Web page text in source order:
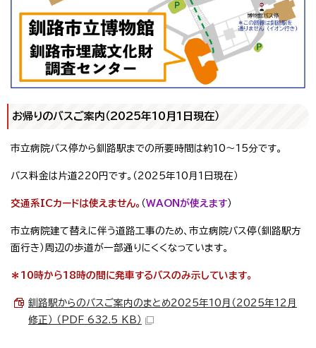
お帰りのバスご案内（2025年10月1日現在）
市立病院バス停から釧路駅までの所要時間は約10～15分です。
バス料金は片道220円です。（2025年10月1日現在）
交通系ICカードは使えません。 （WAONが使えます）
市立病院建て替えに伴う道路工事のため、市立病院バス停（釧路駅方
面行き）周辺の歩道が一部通りにくくなっています。
＊10時から18時の間に発車するバスのみ示しています。
釧路駅からのバスご案内のまとめ2025年10月（2025年12月
修正） （PDF 632.5 KB）